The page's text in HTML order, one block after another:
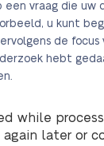
vraag die uw
u kunt
de focus
hebt
while
again later or